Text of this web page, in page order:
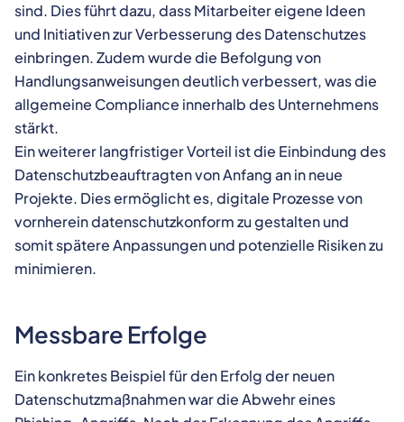
sind. Dies führt dazu, dass Mitarbeiter eigene Ideen
und Initiativen zur Verbesserung des Datenschutzes
einbringen. Zudem wurde die Befolgung von
Handlungsanweisungen deutlich verbessert, was die
allgemeine Compliance innerhalb des Unternehmens
stärkt.
Ein weiterer langfristiger Vorteil ist die Einbindung des
Datenschutzbeauftragten von Anfang an in neue
Projekte. Dies ermöglicht es, digitale Prozesse von
vornherein datenschutzkonform zu gestalten und
somit spätere Anpassungen und potenzielle Risiken zu
minimieren.
Messbare Erfolge
Ein konkretes Beispiel für den Erfolg der neuen
Datenschutzmaßnahmen war die Abwehr eines